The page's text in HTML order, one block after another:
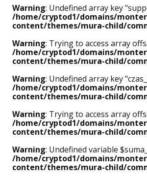
Warning: Undefined array key
/home/cryptod1/domains/
content/themes/mura-child/
Warning: Trying to access array
/home/cryptod1/domains/
content/themes/mura-child/
Warning: Undefined array key
/home/cryptod1/domains/
content/themes/mura-child/
Warning: Trying to access array
/home/cryptod1/domains/
content/themes/mura-child/
Warning: Undefined variable
/home/cryptod1/domains/
content/themes/mura-child/